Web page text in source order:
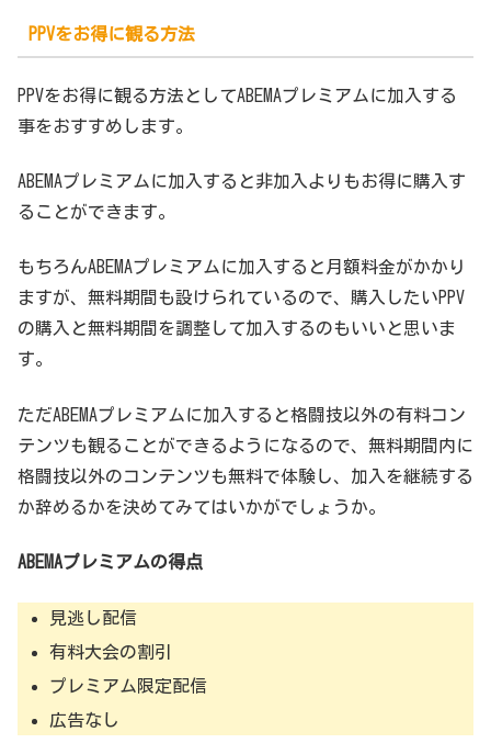
PPVをお得に観る方法
PPVをお得に観る方法としてABEMAプレミアムに加入する
事をおすすめします。
ABEMAプレミアムに加入すると非加入よりもお得に購入す
ることができます。
もちろんABEMAプレミアムに加入すると月額料金がかかり
ますが、無料期間も設けられているので、購入したいPPV
の購入と無料期間を調整して加入するのもいいと思いま
す。
ただABEMAプレミアムに加入すると格闘技以外の有料コン
テンツも観ることができるようになるので、無料期間内に
格闘技以外のコンテンツも無料で体験し、加入を継続する
か辞めるかを決めてみてはいかがでしょうか。
ABEMAプレミアムの得点
見逃し配信
有料大会の割引
プレミアム限定配信
広告なし